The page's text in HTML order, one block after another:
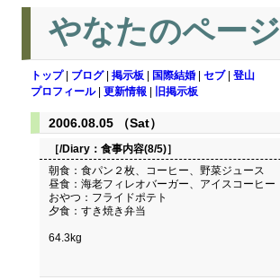
やなたのページ
トップ| ブログ| 掲示板 国際結婚 セブ| 登山
プロフィール| 更新情報 旧掲示板
2006.08.05 （Sat）
［/Diary： 食事内容(8/5)］
朝食：食パン２枚、コーヒー、野菜ジュース
昼食：海老フィレオバーガー、アイスコーヒー
おやつ：フライドポテト
夕食：すき焼き弁当
64.3kg